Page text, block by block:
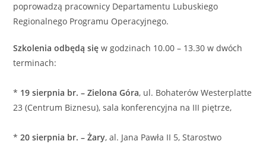
poprowadzą pracownicy Departamentu Lubuskiego
Regionalnego Programu Operacyjnego.
Szkolenia odbędą się w godzinach 10.00 – 13.30 w dwóch
terminach:
* 19 sierpnia br. – Zielona Góra, ul. Bohaterów Westerplatte
23 (Centrum Biznesu), sala konferencyjna na III piętrze,
*20 sierpnia br. – Żary, al. Jana Pawła II 5, Starostwo